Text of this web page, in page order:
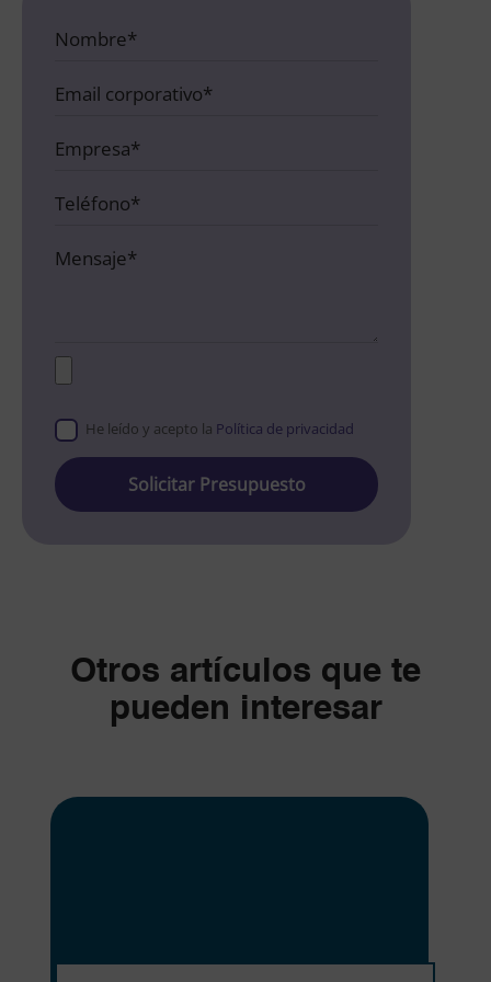
He leído y acepto la Política de privacidad
Please
leave
this
Otros artículos que te
pueden interesar